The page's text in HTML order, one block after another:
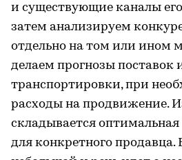
и существующие каналы
затем анализируем
отдельно на том или ином
делаем прогнозы поставок
транспортировки, при
расходы на продвижение.
складывается
для конкретного продавца.